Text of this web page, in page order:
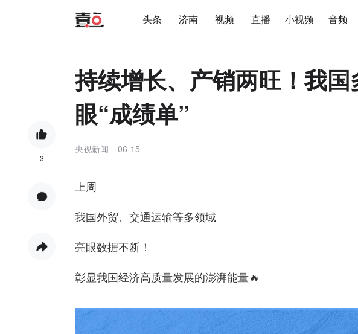
头条 济南 视频 直播 小视频 音频
3
持续增长、产销两旺！我
眼“成绩单”
央视新闻 06-15
上周
我国外贸、交通运输等多领域
亮眼数据不断！
彰显我国经济高质量发展的澎湃能量🔥